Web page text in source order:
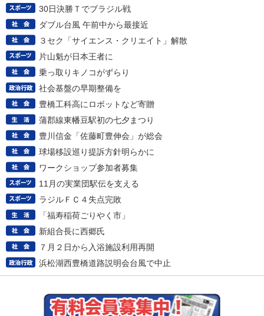
30日決勝Ｔでブラジル戦
ダブル台風 午前中から最接近
３セク「サイエンス・クリエイト」解散
片山魁が日本王者に
乗っ取りキノコがずらり
社会基盤の早期整備を
豊橋工科高にロボットなど寄贈
蒲郡線東幡豆駅初の七夕まつり
豊川信金「佐藤町豊伸会」が総会
球場移設巡り提訴方針明らかに
ワークショップ参加者募集
11月の実業団駅伝を支える
ラジルＦＣ４失点完敗
「福寿稲荷ごりやく市」
新組合長に西郷氏
７月２日から入浴施設利用再開
浜松湖西豊橋道路説明会台風で中止